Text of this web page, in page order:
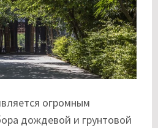
огромным
дождевой и грунтовой